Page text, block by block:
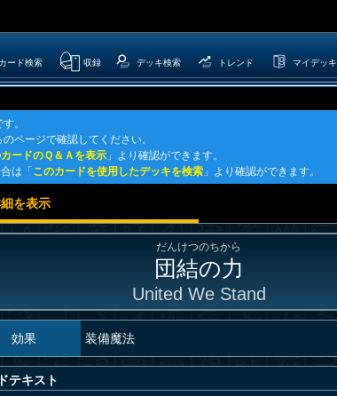
ード検索 収録 デッキ検索 トレンド マイデッキ
。
ページで確認してください。
ードのＱ＆Ａを表示 」より確認ができます。
は「 このカードを使用したデッキを検索 」より確認ができます。
を表示
だんけつのちから
団結の力
United We Stand
効果 装備魔法
テキスト